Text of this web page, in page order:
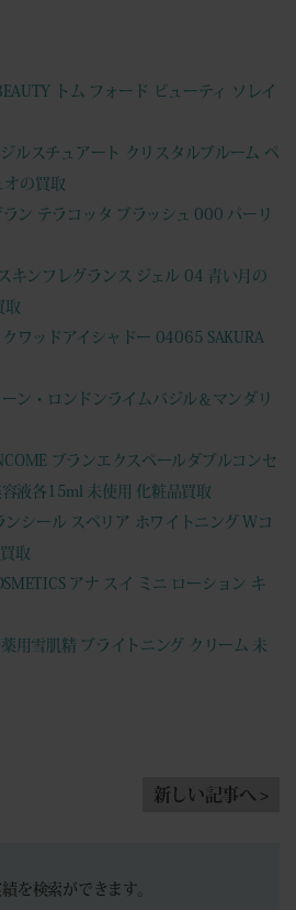
トム フォード ビューティ ソレイ
ジルスチュアート クリスタルブルーム ペ
オの買取
ラン テラコッタ ブラッシュ 000 パーリ
キンフレグランス ジェル 04 青い月の
取
クワッドアイシャドー 04065 SAKURA
ン・ロンドンライムバジル＆マンダリ
ブランエクスペールダブルコンセ
液各15ml 未使用 化粧品買取
ンシール スペリア ホワイトニング Wコ
取
アナ スイ ミニ ローション キ
薬用雪肌精 ブライトニング クリーム 未
新しい記事へ >
を検索ができます。